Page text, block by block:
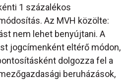
1 százalékos
Az MVH közölte:
nem lehet benyújtani. A
jogcímenként eltérő módon,
dolgozza fel a
beruházások,